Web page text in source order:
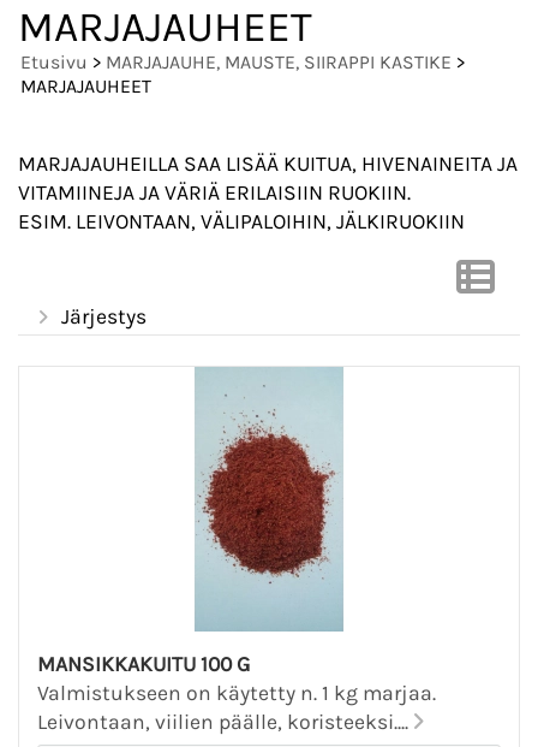
MARJAJAUHEET
Etusivu > MARJAJAUHE, MAUSTE, SIIRAPPI KASTIKE >
MARJAJAUHEET
MARJAJAUHEILLA SAA LISÄÄ KUITUA, HIVENAINEITA JA
VITAMIINEJA JA VÄRIÄ ERILAISIIN RUOKIIN.
ESIM. LEIVONTAAN, VÄLIPALOIHIN, JÄLKIRUOKIIN
Järjestys
MANSIKKAKUITU 100 G
Valmistukseen on käytetty n. 1 kg marjaa.
Leivontaan, viilien päälle, koristeeksi....